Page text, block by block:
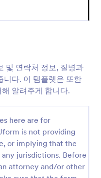
및 연락처 정보, 질병과
니다. 이 템플렛은 또한
알려주게 합니다.
here are for
is not providing
or implying that the
jurisdictions. Before
attorney and/or other